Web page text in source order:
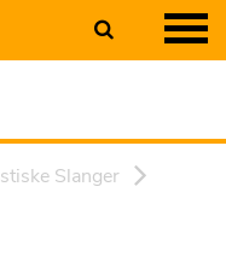
Slanger